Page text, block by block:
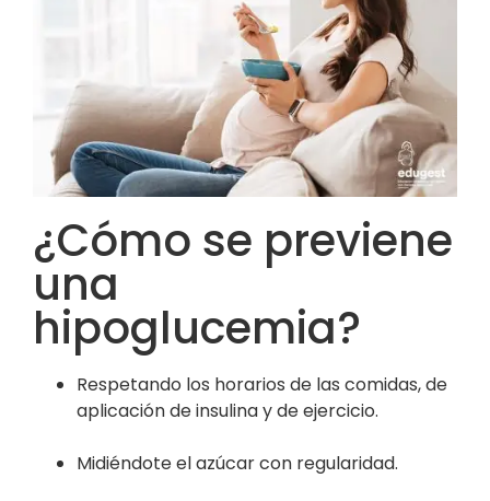
¿Cómo se previene
una
hipoglucemia?
Respetando los horarios de las comidas, de
aplicación de insulina y de ejercicio.
Midiéndote el azúcar con regularidad.